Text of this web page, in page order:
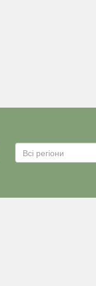
Всі регіони